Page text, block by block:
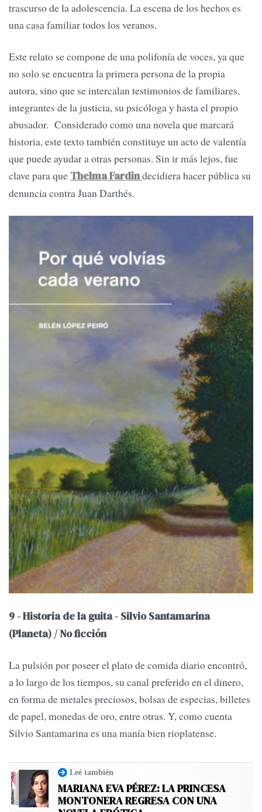
trascurso de la adolescencia. La escena de los hechos es
una casa familiar todos los veranos.
Este relato se compone de una polifonía de voces, ya que
no solo se encuentra la primera persona de la propia
autora, sino que se intercalan testimonios de familiares,
integrantes de la justicia, su psicóloga y hasta el propio
abusador. Considerado como una novela que marcará
historia, este texto también constituye un acto de valentía
que puede ayudar a otras personas. Sin ir más lejos, fue
clave para que Thelma Fardindecidiera hacer pública su
denuncia contra Juan Darthés.
9 - Historia de la guita - Silvio Santamarina
(Planeta) / No ficción
La pulsión por poseer el plato de comida diario encontró,
a lo largo de los tiempos, su canal preferido en el dinero,
en forma de metales preciosos, bolsas de especias, billetes
de papel, monedas de oro, entre otras. Y, como cuenta
Silvio Santamarina es una manía bien rioplatense.
Leé también
MARIANA EVA PÉREZ: LA PRINCESA
MONTONERA REGRESA CON UNA